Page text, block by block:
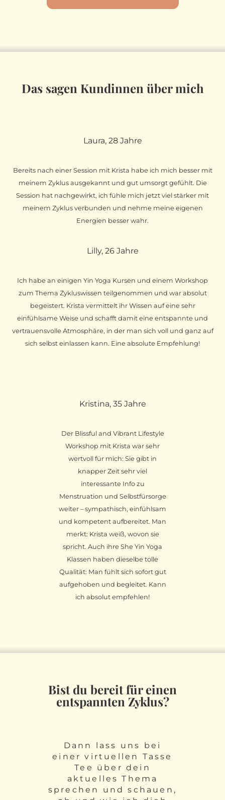
Das sagen Kundinnen über mich
Laura, 28 Jahre
Bereits nach einer Session mit Krista habe ich mich besser mit
meinem Zyklus ausgekannt und gut umsorgt gefühlt. Die
Session hat nachgewirkt, ich fühle mich jetzt viel stärker mit
meinem Zyklus verbunden und nehme meine eigenen
Energien besser wahr.
Lilly, 26 Jahre
Ich habe an einigen Yin Yoga Kursen und einem Workshop
zum Thema Zykluswissen teilgenommen und war absolut
begeistert. Krista vermittelt ihr Wissen auf eine sehr
einfühlsame Weise und schafft damit eine entspannte und
vertrauensvolle Atmosphäre, in der man sich voll und ganz auf
sich selbst einlassen kann. Eine absolute Empfehlung!
Kristina, 35 Jahre
Der Blissful and Vibrant Lifestyle
Workshop mit Krista war sehr
wertvoll für mich: Sie gibt in
knapper Zeit sehr viel
interessante Info zu
Menstruation und Selbstfürsorge
weiter – sympathisch, einfühlsam
und kompetent aufbereitet. Man
merkt: Krista weiß, wovon sie
spricht. Auch ihre She Yin Yoga
Klassen haben dieselbe tolle
Qualität: Man fühlt sich sofort gut
aufgehoben und begleitet. Kann
ich absolut empfehlen!
Bist du bereit für einen
entspannten Zyklus?
Dann lass uns bei
einer virtuellen Tasse
Tee über dein
aktuelles Thema
sprechen und schauen,